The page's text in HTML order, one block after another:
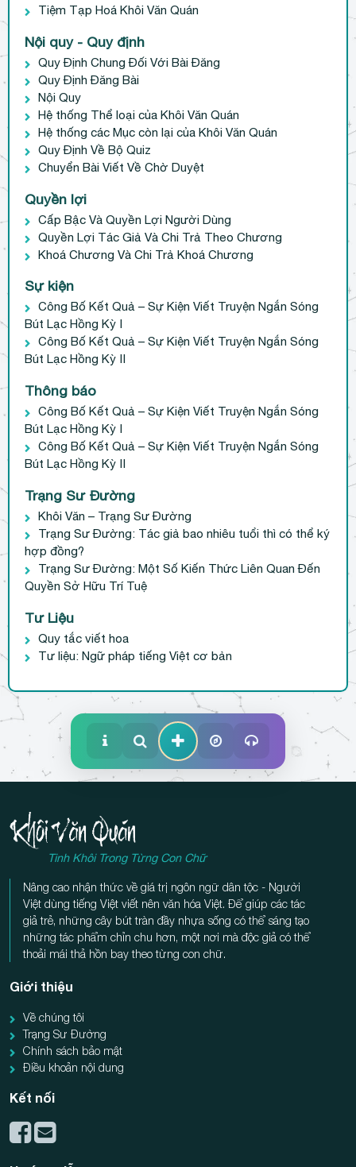
Tiệm Tạp Hoá Khôi Văn Quán
Nội quy - Quy định
Quy Định Chung Đối Với Bài Đăng
Quy Định Đăng Bài
Nội Quy
Hệ thống Thể loại của Khôi Văn Quán
Hệ thống các Mục còn lại của Khôi Văn Quán
Quy Định Về Bộ Quiz
Chuyển Bài Viết Về Chờ Duyệt
Quyền lợi
Cấp Bậc Và Quyền Lợi Người Dùng
Quyền Lợi Tác Giả Và Chi Trả Theo Chương
Khoá Chương Và Chi Trả Khoá Chương
Sự kiện
Công Bố Kết Quả – Sự Kiện Viết Truyện Ngắn Sóng
Bút Lạc Hồng Kỳ I
Công Bố Kết Quả – Sự Kiện Viết Truyện Ngắn Sóng
Bút Lạc Hồng Kỳ II
Thông báo
Công Bố Kết Quả – Sự Kiện Viết Truyện Ngắn Sóng
Bút Lạc Hồng Kỳ I
Công Bố Kết Quả – Sự Kiện Viết Truyện Ngắn Sóng
Bút Lạc Hồng Kỳ II
Trạng Sư Đường
Khôi Văn – Trạng Sư Đường
Trạng Sư Đường: Tác giả bao nhiêu tuổi thì có thể ký
hợp đồng?
Trạng Sư Đường: Một Số Kiến Thức Liên Quan Đến
Quyền Sở Hữu Trí Tuệ
Tư Liệu
Quy tắc viết hoa
Tư liệu: Ngữ pháp tiếng Việt cơ bản
Tinh Khôi Trong Từng Con Chữ
Nâng cao nhận thức về giá trị ngôn ngữ dân tộc - Người
Việt dùng tiếng Việt viết nên văn hóa Việt. Để giúp các tác
giả trẻ, những cây bút tràn đầy nhựa sống có thể sáng tạo
những tác phẩm chỉn chu hơn, một nơi mà độc giả có thể
thoải mái thả hồn bay theo từng con chữ.
Giới thiệu
Về chúng tôi
Trạng Sư Đường
Chính sách bảo mật
Điều khoản nội dung
Kết nối